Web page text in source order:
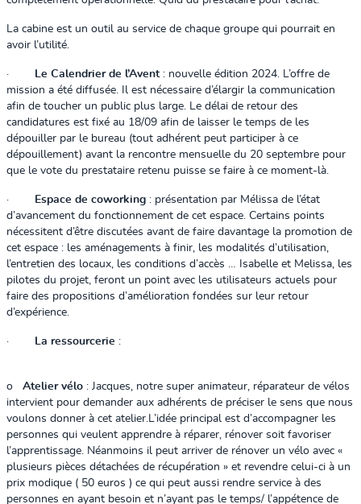
La cabine est un outil au service de chaque groupe qui pourrait en
avoir l’utilité.
· Le Calendrier de l’Avent : nouvelle édition 2024. L’offre de
mission a été diffusée. Il est nécessaire d’élargir la communication
afin de toucher un public plus large. Le délai de retour des
candidatures est fixé au 18/09 afin de laisser le temps de les
dépouiller par le bureau (tout adhérent peut participer à ce
dépouillement) avant la rencontre mensuelle du 20 septembre pour
que le vote du prestataire retenu puisse se faire à ce moment-là.
· Espace de coworking : présentation par Mélissa de l’état
d’avancement du fonctionnement de cet espace. Certains points
nécessitent d’être discutées avant de faire davantage la promotion de
cet espace : les aménagements à finir, les modalités d’utilisation,
l’entretien des locaux, les conditions d’accès … Isabelle et Melissa, les
pilotes du projet, feront un point avec les utilisateurs actuels pour
faire des propositions d’amélioration fondées sur leur retour
d’expérience.
· La ressourcerie :
o Atelier vélo : Jacques, notre super animateur, réparateur de vélos
intervient pour demander aux adhérents de préciser le sens que nous
voulons donner à cet atelier.L’idée principal est d’accompagner les
personnes qui veulent apprendre à réparer, rénover soit favoriser
l’apprentissage. Néanmoins il peut arriver de rénover un vélo avec «
plusieurs pièces détachées de récupération » et revendre celui-ci à un
prix modique ( 50 euros ) ce qui peut aussi rendre service à des
personnes en ayant besoin et n’ayant pas le temps/ l’appétence de